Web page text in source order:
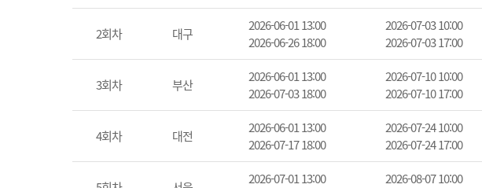
2회차 대구
2026-06-01 13:00
2026-06-26 18:00
2026-07-03 10:00
2026-07-03 17:00
3회차 부산
2026-06-01 13:00
2026-07-03 18:00
2026-07-10 10:00
2026-07-10 17:00
4회차 대전
2026-06-01 13:00
2026-07-17 18:00
2026-07-24 10:00
2026-07-24 17:00
2026-07-01 13:00
2026-08-07 10:00